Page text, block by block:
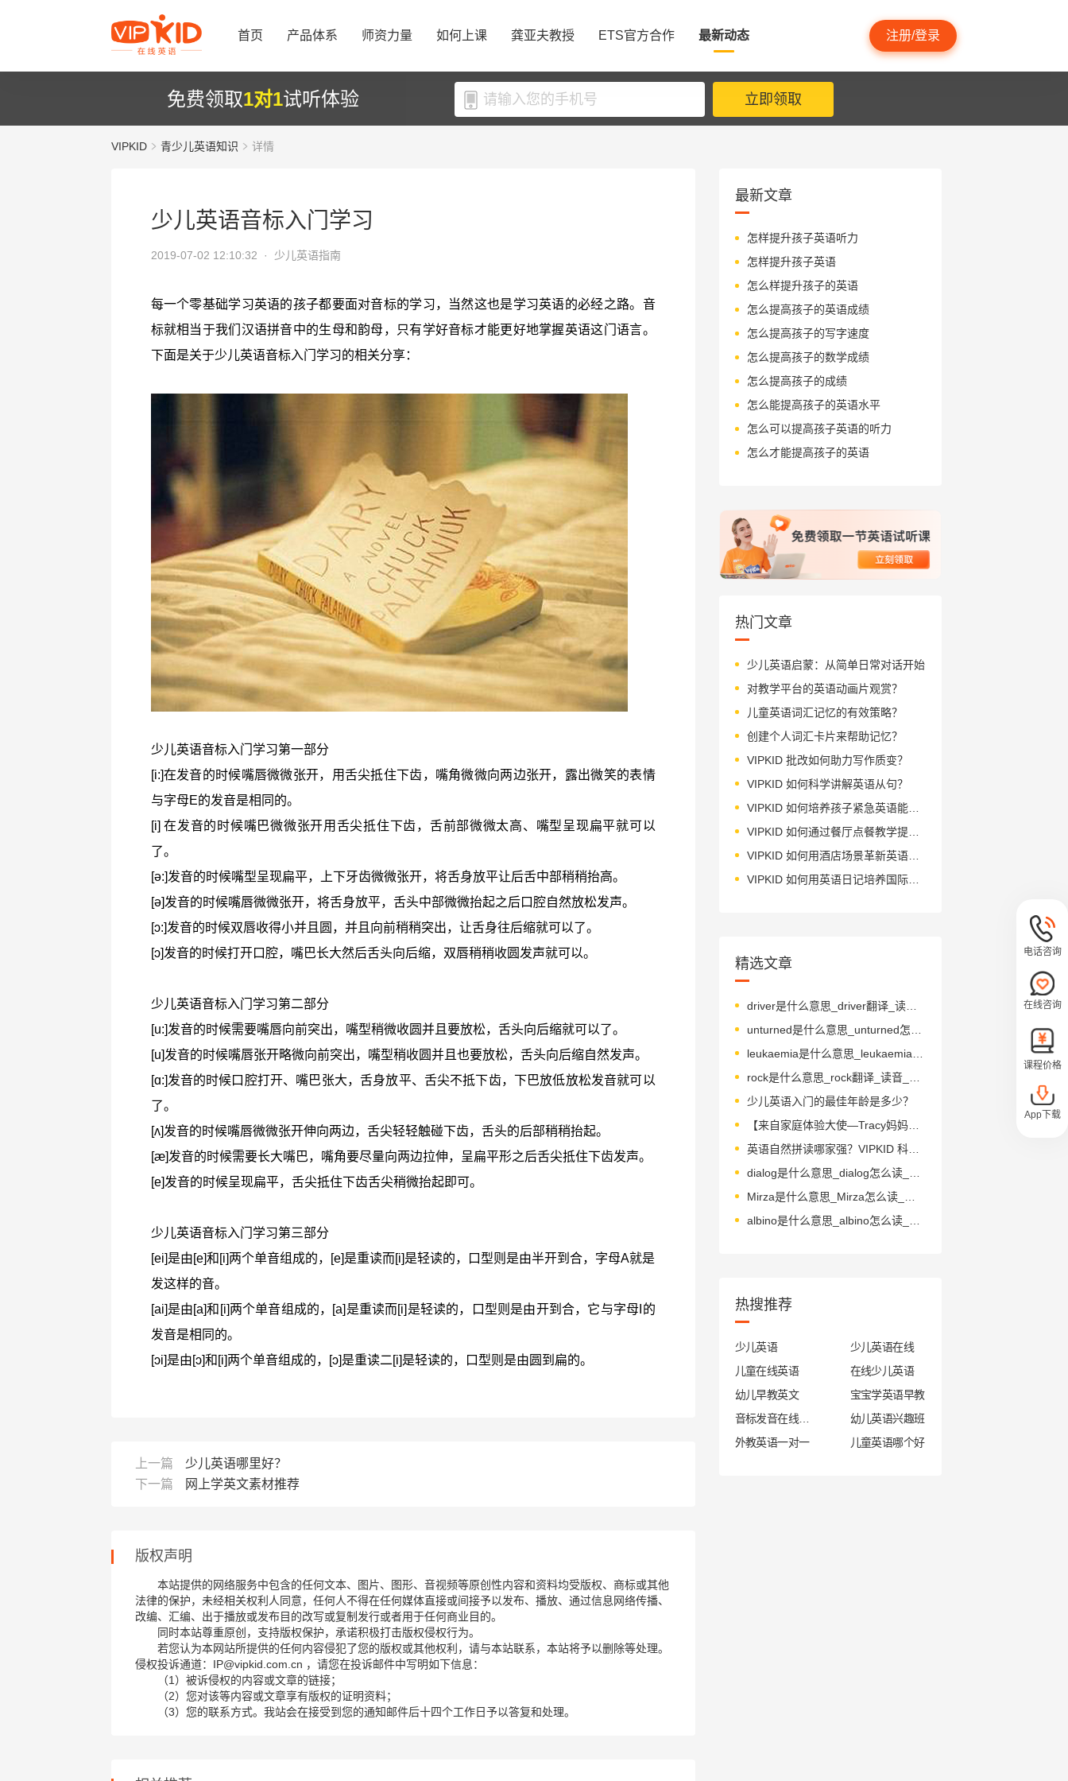
首页 产品体系 师资力量 如何上课 龚亚夫教授 ETS官方合作 最新动态 注册/登录
免费领取1对1试听体验 立即领取
VIPKID 青少儿英语知识 详情
少儿英语音标入门学习
2019-07-02 12:10:32 · 少儿英语指南
每一个零基础学习英语的孩子都要面对音标的学习，当然这也是学习英语的必经之路。音
标就相当于我们汉语拼音中的生母和韵母，只有学好音标才能更好地掌握英语这门语言。
下面是关于少儿英语音标入门学习的相关分享：
少儿英语音标入门学习第一部分
[i:]在发音的时候嘴唇微微张开，用舌尖抵住下齿，嘴角微微向两边张开，露出微笑的表情
与字母E的发音是相同的。
[i] 在发音的时候嘴巴微微张开用舌尖抵住下齿，舌前部微微太高、嘴型呈现扁平就可以
了。
[ə:]发音的时候嘴型呈现扁平，上下牙齿微微张开，将舌身放平让后舌中部稍稍抬高。
[ə]发音的时候嘴唇微微张开，将舌身放平，舌头中部微微抬起之后口腔自然放松发声。
[ɔ:]发音的时候双唇收得小并且圆，并且向前稍稍突出，让舌身往后缩就可以了。
[ɔ]发音的时候打开口腔，嘴巴长大然后舌头向后缩，双唇稍稍收圆发声就可以。
少儿英语音标入门学习第二部分
[u:]发音的时候需要嘴唇向前突出，嘴型稍微收圆并且要放松，舌头向后缩就可以了。
[u]发音的时候嘴唇张开略微向前突出，嘴型稍收圆并且也要放松，舌头向后缩自然发声。
[ɑ:]发音的时候口腔打开、嘴巴张大，舌身放平、舌尖不抵下齿，下巴放低放松发音就可以
了。
[ʌ]发音的时候嘴唇微微张开伸向两边，舌尖轻轻触碰下齿，舌头的后部稍稍抬起。
[æ]发音的时候需要长大嘴巴，嘴角要尽量向两边拉伸，呈扁平形之后舌尖抵住下齿发声。
[e]发音的时候呈现扁平，舌尖抵住下齿舌尖稍微抬起即可。
少儿英语音标入门学习第三部分
[ei]是由[e]和[i]两个单音组成的，[e]是重读而[i]是轻读的，口型则是由半开到合，字母A就是
发这样的音。
[ai]是由[a]和[i]两个单音组成的，[a]是重读而[i]是轻读的，口型则是由开到合，它与字母I的
发音是相同的。
[ɔi]是由[ɔ]和[i]两个单音组成的，[ɔ]是重读二[i]是轻读的，口型则是由圆到扁的。
上一篇
少儿英语哪里好？
下一篇
网上学英文素材推荐
版权声明
本站提供的网络服务中包含的任何文本、图片、图形、音视频等原创性内容和资料均受版权、商标或其他
法律的保护，未经相关权利人同意，任何人不得在任何媒体直接或间接予以发布、播放、通过信息网络传播、
改编、汇编、出于播放或发布目的改写或复制发行或者用于任何商业目的。
同时本站尊重原创，支持版权保护，承诺积极打击版权侵权行为。
若您认为本网站所提供的任何内容侵犯了您的版权或其他权利，请与本站联系，本站将予以删除等处理。
侵权投诉通道：IP@vipkid.com.cn ，请您在投诉邮件中写明如下信息：
（1）被诉侵权的内容或文章的链接；
（2）您对该等内容或文章享有版权的证明资料；
（3）您的联系方式。我站会在接受到您的通知邮件后十四个工作日予以答复和处理。
最新文章
怎样提升孩子英语听力
怎样提升孩子英语
怎么样提升孩子的英语
怎么提高孩子的英语成绩
怎么提高孩子的写字速度
怎么提高孩子的数学成绩
怎么提高孩子的成绩
怎么能提高孩子的英语水平
怎么可以提高孩子英语的听力
怎么才能提高孩子的英语
热门文章
少儿英语启蒙：从简单日常对话开始
对教学平台的英语动画片观赏？
儿童英语词汇记忆的有效策略？
创建个人词汇卡片来帮助记忆？
VIPKID 批改如何助力写作质变？
VIPKID 如何科学讲解英语从句？
VIPKID 如何培养孩子紧急英语能力？
VIPKID 如何通过餐厅点餐教学提升少儿英语应用能力？
VIPKID 如何用酒店场景革新英语教学？
VIPKID 如何用英语日记培养国际化人才？
精选文章
driver是什么意思_driver翻译_读音_用法_翻译
少儿英语入门的最佳年龄是多少？
【来自家庭体验大使—Tracy妈妈的亲笔信】
英语自然拼读哪家强？VIPKID 科学体系 + 专业师资
热搜推荐
少儿英语
少儿英语在线
儿童在线英语
在线少儿英语
幼儿早教英文
宝宝学英语早教
幼儿英语兴趣班
外教英语一对一
儿童英语哪个好
电话咨询
在线咨询
课程价格
App下载